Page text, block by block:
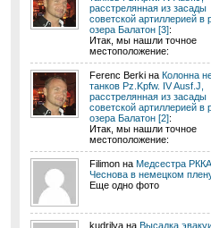
расстрелянная из засады
советской артиллерией в
озера Балатон [3]:
Итак, мы нашли точное
местоположение:
Ferenc Berki на Колонна
танков Pz.Kpfw. IV Ausf.J,
расстрелянная из засады
советской артиллерией в
озера Балатон [2]:
Итак, мы нашли точное
местоположение:
Filimon на Медсестра
Чеснова в немецком
Еще одно фото
kudrilya на Высадка